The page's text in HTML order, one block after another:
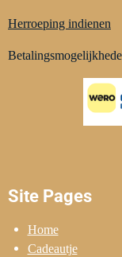
Herroeping indienen
Site Pages
Home
Cadeautje